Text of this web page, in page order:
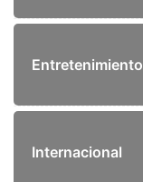
Entretenimiento
Internacional